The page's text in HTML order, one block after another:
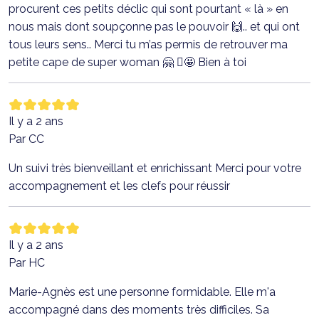
procurent ces petits déclic qui sont pourtant « là » en
nous mais dont soupçonne pas le pouvoir 🙌.. et qui ont
tous leurs sens.. Merci tu m’as permis de retrouver ma
petite cape de super woman 🤗 🏼🤩 Bien à toi
Il y a 2 ans
Par CC
Un suivi très bienveillant et enrichissant Merci pour votre
accompagnement et les clefs pour réussir
Il y a 2 ans
Par HC
Marie-Agnès est une personne formidable. Elle m'a
accompagné dans des moments très difficiles. Sa